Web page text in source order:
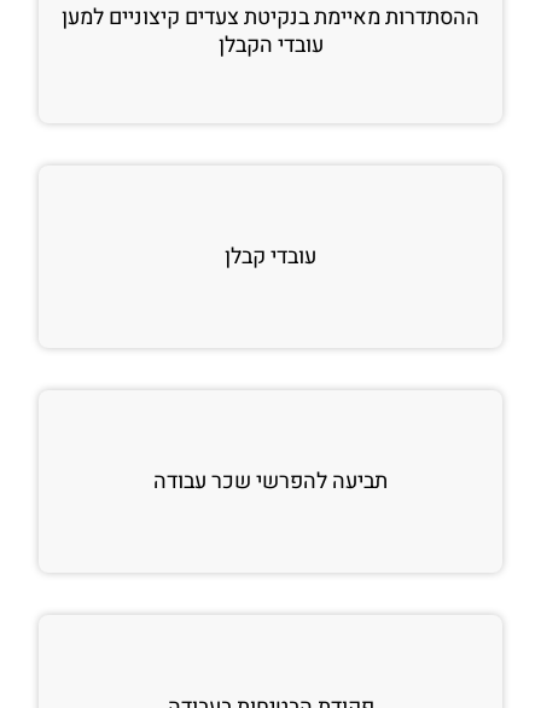
ההסתדרות מאיימת בנקיטת צעדים קיצוניים למען
עובדי הקבלן
עובדי קבלן
תביעה להפרשי שכר עבודה